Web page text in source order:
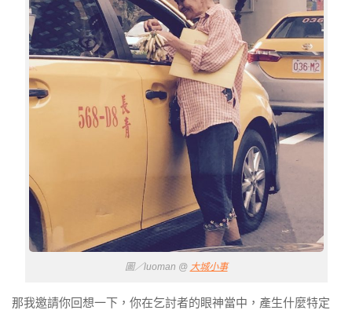
圖／luoman @ 大城小事
那我邀請你回想一下，你在乞討者的眼神當中，產生什麼特定